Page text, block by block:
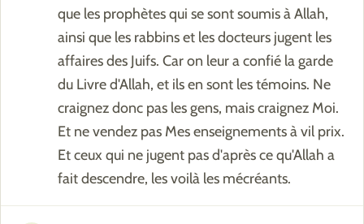
que les prophètes qui se sont soumis à Allah,
ainsi que les rabbins et les docteurs jugent les
affaires des Juifs. Car on leur a confié la garde
du Livre d'Allah, et ils en sont les témoins. Ne
craignez donc pas les gens, mais craignez Moi.
Et ne vendez pas Mes enseignements à vil prix.
Et ceux qui ne jugent pas d'après ce qu'Allah a
fait descendre, les voilà les mécréants.